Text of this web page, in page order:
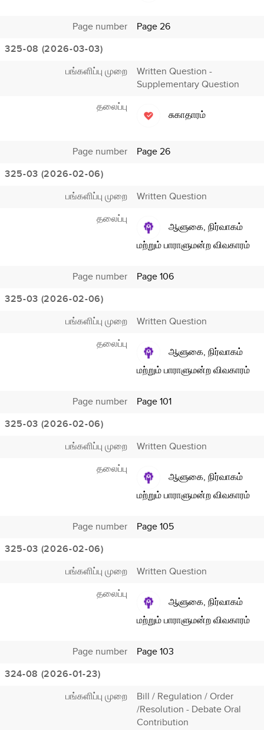
Page number
Page 26
325-08 (2026-03-03)
பங்களிப்பு முறை
Written Question -
Supplementary Question
தலைப்பு
சுகாதாரம்
Page number
Page 26
325-03 (2026-02-06)
பங்களிப்பு முறை
Written Question
தலைப்பு
ஆளுகை, நிர்வாகம்
மற்றும் பாராளுமன்ற விவகாரம்
Page number
Page 106
325-03 (2026-02-06)
பங்களிப்பு முறை
Written Question
தலைப்பு
ஆளுகை, நிர்வாகம்
மற்றும் பாராளுமன்ற விவகாரம்
Page number
Page 101
325-03 (2026-02-06)
பங்களிப்பு முறை
Written Question
தலைப்பு
ஆளுகை, நிர்வாகம்
மற்றும் பாராளுமன்ற விவகாரம்
Page number
Page 105
325-03 (2026-02-06)
பங்களிப்பு முறை
Written Question
தலைப்பு
ஆளுகை, நிர்வாகம்
மற்றும் பாராளுமன்ற விவகாரம்
Page number
Page 103
324-08 (2026-01-23)
பங்களிப்பு முறை
Bill / Regulation / Order
/Resolution - Debate Oral
Contribution